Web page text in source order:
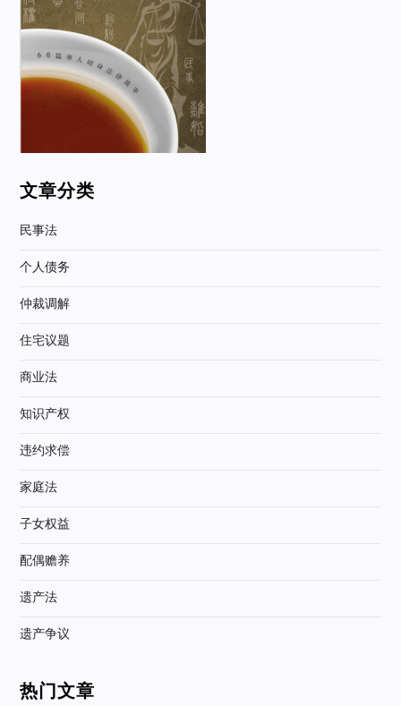
文章分类
民事法
个人债务
仲裁调解
住宅议题
商业法
知识产权
违约求偿
家庭法
子女权益
配偶赡养
遗产法
遗产争议
热门文章